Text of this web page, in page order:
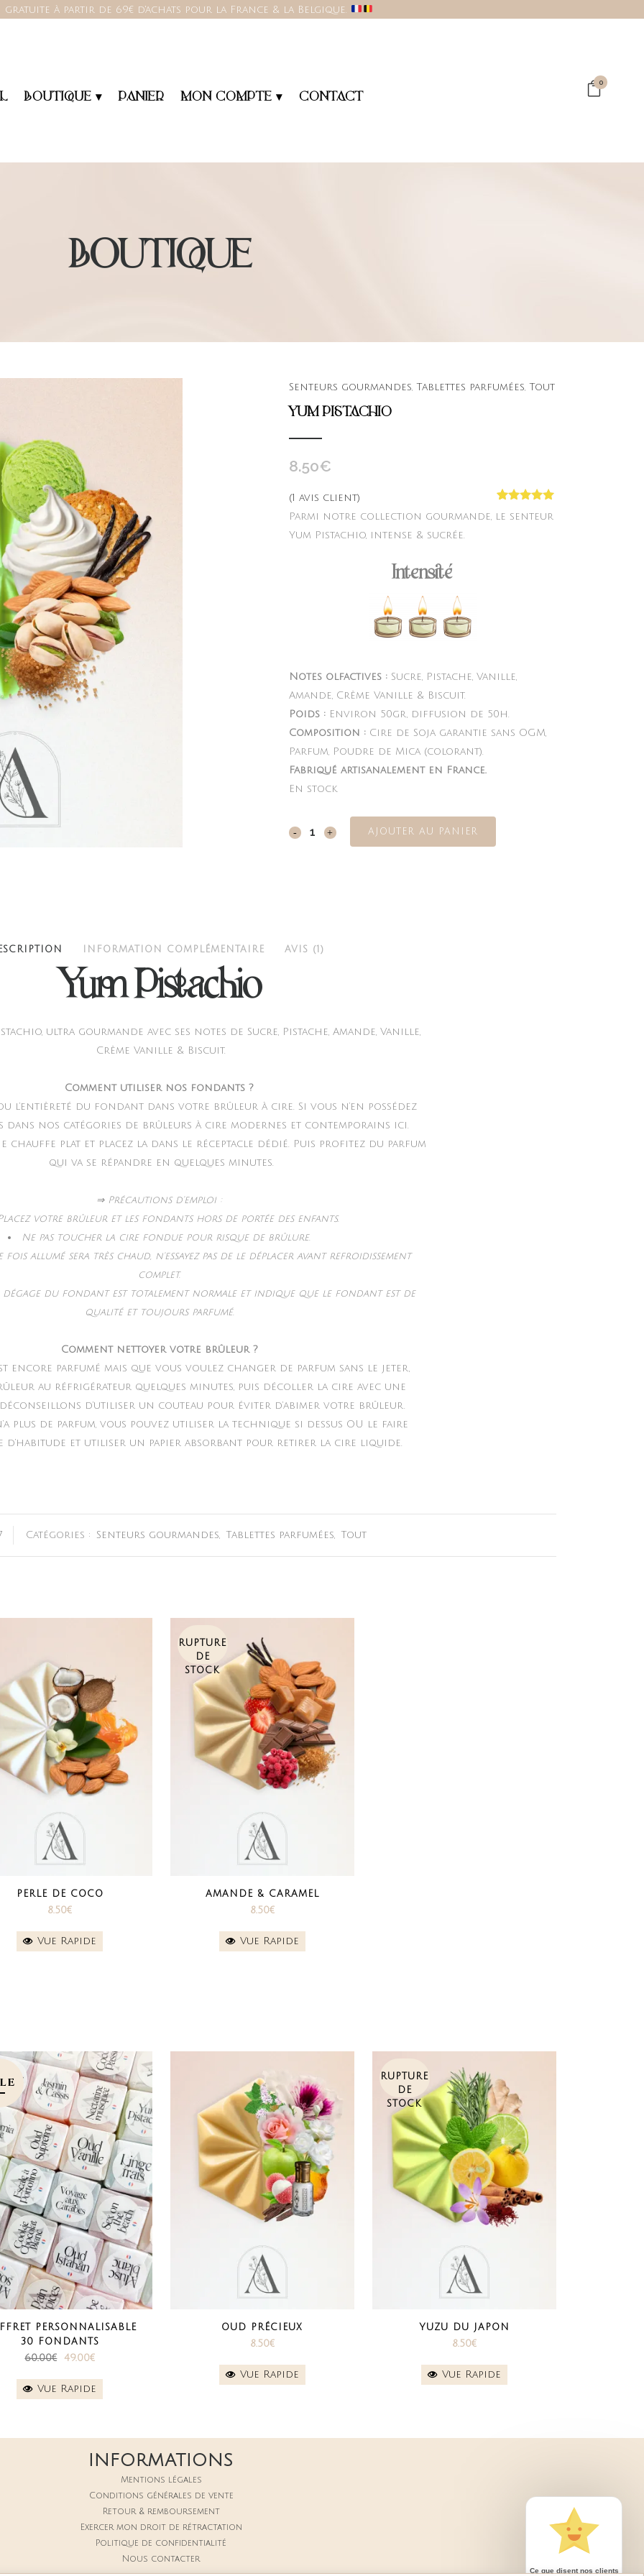
à partir de 69€ d'achats pour la France & la Belgique.
0
BOUTIQUE ▾ PANIER MON COMPTE ▾ CONTACT
BOUTIQUE
Senteurs gourmandes, Tablettes parfumées, Tout
YUM PISTACHIO
8.50€
Noté 5.00
sur 5
1
(1 avis client)
Parmi notre collection gourmande, le senteur
Yum Pistachio, intense & sucrée.
Intensité
Notes olfactives :Sucre, Pistache, Vanille,
Amande, Crème Vanille & Biscuit.
Poids :Environ 50gr, diffusion de 50h.
Composition :Cire de Soja garantie sans OGM,
Parfum, Poudre de Mica (colorant).
Fabriqué artisanalement en France.
En stock
Yum AJOUTER AU PANIER
INFORMATION COMPLÉMENTAIRE AVIS (1)
Yum Pistachio
ultra gourmande avec ses notes de Sucre, Pistache, Amande, Vanille,
Crème Vanille & Biscuit.
Comment utiliser nos fondants ?
l’entièreté du fondant dans votre brûleur à cire. Si vous n’en possédez
dans nos catégories de brûleurs à cire modernes et contemporains ici.
chauffe plat et placez la dans le réceptacle dédié. Puis profitez du parfum
qui va se répandre en quelques minutes.
⇒ Précautions d’emploi :
votre brûleur et les fondants hors de portée des enfants.
Ne pas toucher la cire fondue pour risque de brûlure.
allumé sera très chaud, n’essayez pas de le déplacer avant refroidissement
complet.
dégage du fondant est totalement normale et indique que le fondant est de
qualité et toujours parfumé.
Comment nettoyer votre brûleur ?
encore parfumé mais que vous voulez changer de parfum sans le jeter,
au réfrigérateur quelques minutes, puis décoller la cire avec une
d’utiliser un couteau pour éviter d’abimer votre brûleur.
plus de parfum, vous pouvez utiliser la technique si dessus OU le faire
d’habitude et utiliser un papier absorbant pour retirer la cire liquide.
Catégories : Senteurs gourmandes, Tablettes parfumées, Tout
PERLE DE COCO
8.50€
Vue Rapide
RUPTURE
DE
STOCK
AMANDE & CARAMEL
8.50€
Vue Rapide
PERSONNALISABLE
30 FONDANTS
60.00€
Le
initial
49.00€Le
actuel
Vue Rapide
OUD PRÉCIEUX
8.50€
Vue Rapide
RUPTURE
DE
STOCK
YUZU DU JAPON
8.50€
Vue Rapide
INFORMATIONS
Mentions légales
Conditions générales de vente
Retour & remboursement
Exercer mon droit de rétractation
Politique de confidentialité
Nous contacter
Ce que disent nos clients